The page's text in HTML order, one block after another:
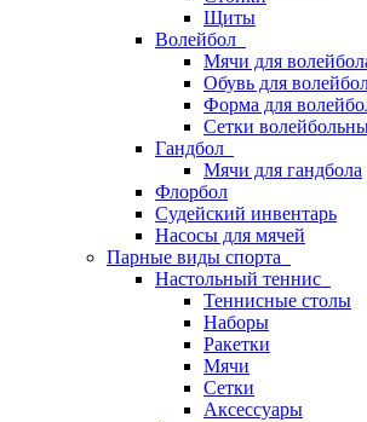
Щиты
Волейбол
Мячи для
Обувь для
Форма для
Сетки
Гандбол
Мячи для гандбола
Флорбол
Судейский инвентарь
Насосы для мячей
Парные виды спорта
Настольный теннис
Теннисные столы
Наборы
Ракетки
Мячи
Сетки
Аксессуары